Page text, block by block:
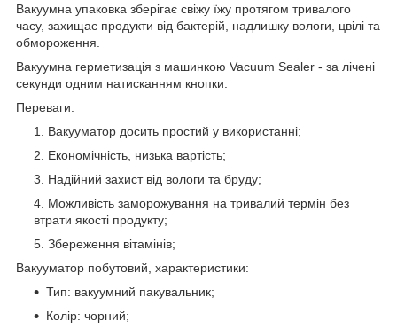
Вакуумна упаковка зберігає свіжу їжу протягом тривалого
часу, захищає продукти від бактерій, надлишку вологи, цвілі та
обмороження.
Вакуумна герметизація з машинкою Vacuum Sealer - за лічені
секунди одним натисканням кнопки.
Переваги:
Вакууматор досить простий у використанні;
Економічність, низька вартість;
Надійний захист від вологи та бруду;
Можливість заморожування на тривалий термін без
втрати якості продукту;
Збереження вітамінів;
Вакууматор побутовий, характеристики:
Тип: вакуумний пакувальник;
Колір: чорний;